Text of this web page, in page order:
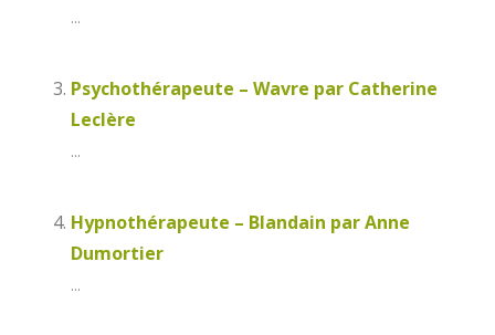
...
Psychothérapeute – Wavre par Catherine
Leclère
...
Hypnothérapeute – Blandain par Anne
Dumortier
...